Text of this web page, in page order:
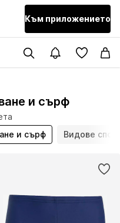
Към приложението
и сърф
и сърф Видове